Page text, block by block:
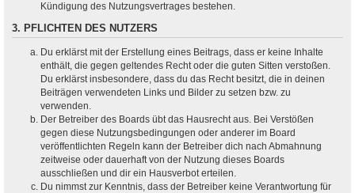
Kündigung des Nutzungsvertrages bestehen.
3. PFLICHTEN DES NUTZERS
Du erklärst mit der Erstellung eines Beitrags, dass er keine Inhalte
enthält, die gegen geltendes Recht oder die guten Sitten verstoßen.
Du erklärst insbesondere, dass du das Recht besitzt, die in deinen
Beiträgen verwendeten Links und Bilder zu setzen bzw. zu
verwenden.
Der Betreiber des Boards übt das Hausrecht aus. Bei Verstößen
gegen diese Nutzungsbedingungen oder anderer im Board
veröffentlichten Regeln kann der Betreiber dich nach Abmahnung
zeitweise oder dauerhaft von der Nutzung dieses Boards
ausschließen und dir ein Hausverbot erteilen.
Du nimmst zur Kenntnis, dass der Betreiber keine Verantwortung für